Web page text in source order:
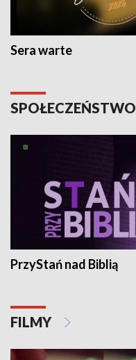
Sera warte
SPOŁECZEŃSTWO
PrzyStań nad Biblią
FILMY